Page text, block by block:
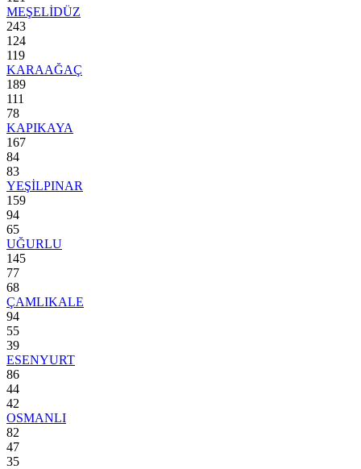
MEŞELİDÜZ
243
124
119
KARAAĞAÇ
189
111
78
KAPIKAYA
167
84
83
YEŞİLPINAR
159
94
65
UĞURLU
145
77
68
ÇAMLIKALE
94
55
39
ESENYURT
86
44
42
OSMANLI
82
47
35